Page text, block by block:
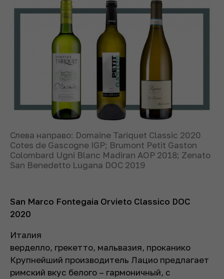
Слева направо: Domaine Tariquet Classic 2020
Cotes de Gascogne IGP; Brumont Petit Gaston
Colombard Ugni Blanc Madiran AOP 2018; Zenato
San Benedetto Lugana DOC 2019
San Marco Fontegaia Orvieto Classico DOC
2020
Италия
верделло, грекетто, мальвазия, проканико
Крупнейший производитель Лацио предлагает
римский вкус белого – гармоничный, с